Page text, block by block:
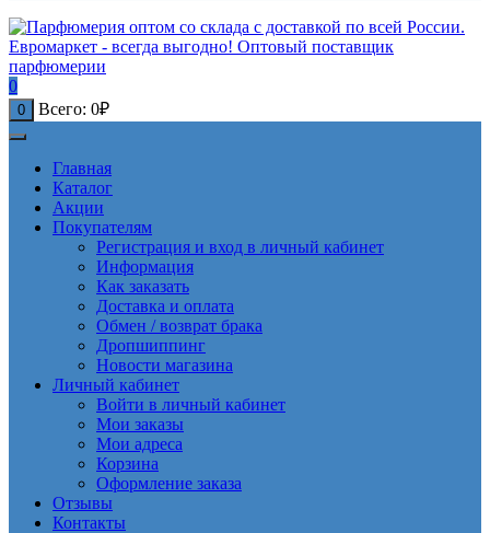
0
0 Всего: 0₽
Главная
Каталог
Акции
Покупателям
Регистрация и вход в личный кабинет
Информация
Как заказать
Доставка и оплата
Обмен / возврат брака
Дропшиппинг
Новости магазина
Личный кабинет
Войти в личный кабинет
Мои заказы
Мои адреса
Корзина
Оформление заказа
Отзывы
Контакты